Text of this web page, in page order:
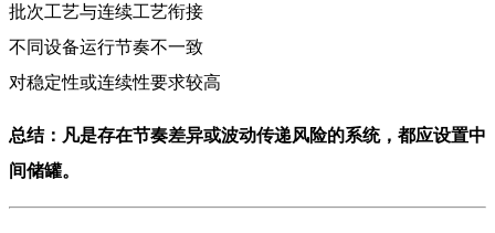
批次工艺与连续工艺衔接
不同设备运行节奏不一致
对稳定性或连续性要求较高
总结：凡是存在节奏差异或波动传递风险的系统，都应设置中
间储罐。